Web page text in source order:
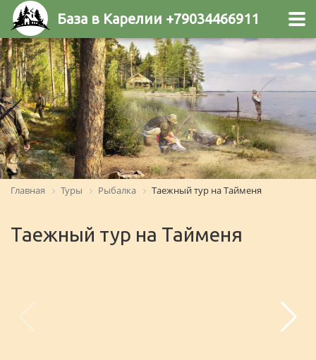
База в Карелии +79034466911
Главная Туры Рыбалка Таежный тур на Тайменя
Таежный тур на Тайменя